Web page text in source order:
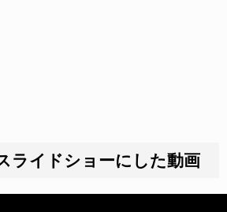
ライドショーにした動画